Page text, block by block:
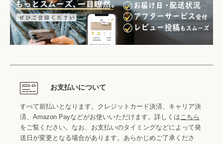
お支払いについて
すべて前払いとなります。クレジットカード決済、キャリア決
済、Amazon Payなどがお使いいただけます。詳しくはこちら
をご覧ください。なお、お支払いのタイミングなどによって発
送日が変更となる場合があります。あらかじめご了承くださ